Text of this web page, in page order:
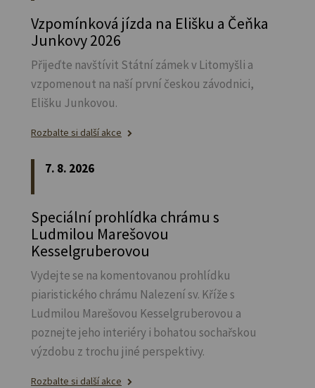
Vzpomínková jízda na Elišku a Čeňka
Junkovy 2026
Přijeďte navštívit Státní zámek v Litomyšli a
vzpomenout na naší první českou závodnici,
Elišku Junkovou.
Rozbalte si další akce
7. 8. 2026
Speciální prohlídka chrámu s
Ludmilou Marešovou
Kesselgruberovou
Vydejte se na komentovanou prohlídku
piaristického chrámu Nalezení sv. Kříže s
Ludmilou Marešovou Kesselgruberovou a
poznejte jeho interiéry i bohatou sochařskou
výzdobu z trochu jiné perspektivy.
Rozbalte si další akce